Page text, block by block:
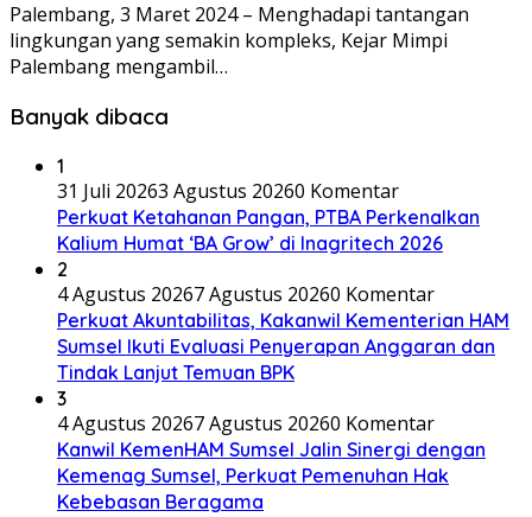
Palembang, 3 Maret 2024 – Menghadapi tantangan
lingkungan yang semakin kompleks, Kejar Mimpi
Palembang mengambil…
Banyak dibaca
1
31 Juli 20263 Agustus 20260 Komentar
Perkuat Ketahanan Pangan, PTBA Perkenalkan
Kalium Humat ‘BA Grow’ di Inagritech 2026
2
4 Agustus 20267 Agustus 20260 Komentar
Perkuat Akuntabilitas, Kakanwil Kementerian HAM
Sumsel Ikuti Evaluasi Penyerapan Anggaran dan
Tindak Lanjut Temuan BPK
3
4 Agustus 20267 Agustus 20260 Komentar
Kanwil KemenHAM Sumsel Jalin Sinergi dengan
Kemenag Sumsel, Perkuat Pemenuhan Hak
Kebebasan Beragama